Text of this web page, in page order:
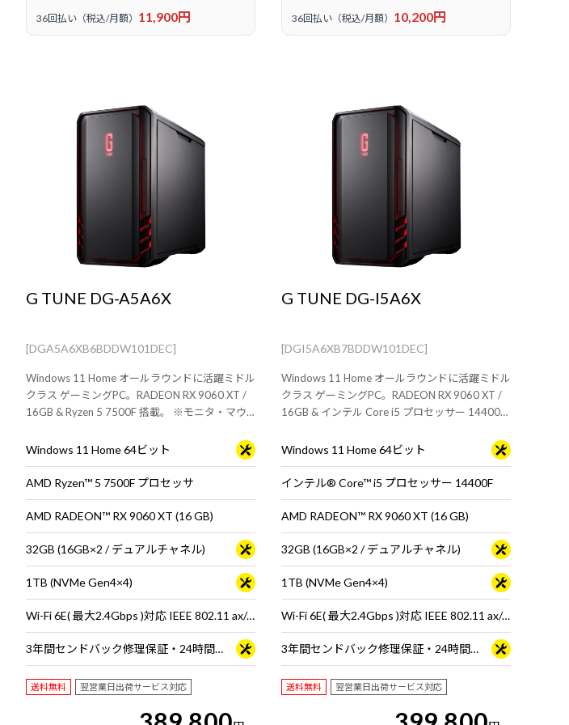
36回払い（税込/月額） 11,900円
36回払い（税込/月額） 10,200円
G TUNE DG-A5A6X
[DGA5A6XB6BDDW101DEC]
Windows 11 Home オールラウンドに活躍ミドル
クラス ゲーミングPC。RADEON RX 9060 XT /
16GB & Ryzen 5 7500F 搭載。 ※モニタ・マウ
Windows 11 Home 64ビット
AMD Ryzen™ 5 7500F プロセッサ
AMD RADEON™ RX 9060 XT (16 GB)
32GB (16GB×2 / デュアルチャネル)
1TB (NVMe Gen4×4)
Wi-Fi 6E( 最大2.4Gbps )対応 IEEE 802.11 ax/ac/a/b/g/n準拠 ＋ Bluetooth 5内蔵
3年間センドバック修理保証・24時間×365日電話サポート
送料無料 翌営業日出荷サービス対応
G TUNE DG-I5A6X
[DGI5A6XB7BDDW101DEC]
Windows 11 Home オールラウンドに活躍ミドル
クラス ゲーミングPC。RADEON RX 9060 XT /
16GB & インテル Core i5 プロセッサー 14400F
です。
Windows 11 Home 64ビット
インテル® Core™ i5 プロセッサー 14400F
AMD RADEON™ RX 9060 XT (16 GB)
32GB (16GB×2 / デュアルチャネル)
1TB (NVMe Gen4×4)
Wi-Fi 6E( 最大2.4Gbps )対応 IEEE 802.11 ax/ac/a/b/g/n準拠 ＋ Bluetooth 5内蔵
3年間センドバック修理保証・24時間×365日電話サポート
送料無料 翌営業日出荷サービス対応